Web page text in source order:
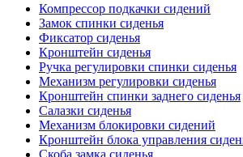
Компрессор подкачки сидений
Замок спинки сиденья
Фиксатор сиденья
Кронштейн сиденья
Ручка регулировки спинки сиденья
Механизм регулировки сиденья
Кронштейн спинки заднего сиденья
Салазки сиденья
Механизм блокировки сидений
Кронштейн блока управления
Скоба замка сиденья